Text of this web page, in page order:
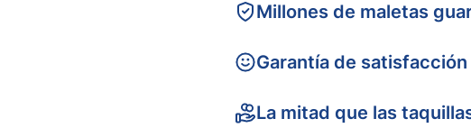
Millones de maletas
Garantía de satisfacción
La mitad que las